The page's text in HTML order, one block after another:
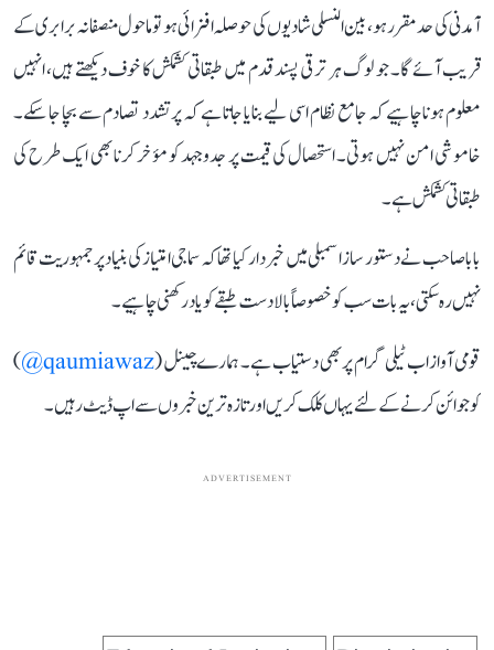
آمدنی کی حد مقرر ہو، بین النسلی شادیوں کی حوصلہ افزائی ہو تو ماحول منصفانہ برابری کے
قریب آئے گا۔ جو لوگ ہر ترقی پسند قدم میں طبقاتی کشمکش کا خوف دیکھتے ہیں، انہیں
معلوم ہونا چاہیے کہ جامع نظام اسی لیے بنایا جاتا ہے کہ پرتشدد تصادم سے بچا جا سکے۔
خاموشی امن نہیں ہوتی۔ استحصال کی قیمت پر جدوجہد کو مؤخر کرنا بھی ایک طرح کی
طبقاتی کشمکش ہے۔
بابا صاحب نے دستور ساز اسمبلی میں خبردار کیا تھا کہ سماجی امتیاز کی بنیاد پر جمہوریت قائم
نہیں رہ سکتی، یہ بات سب کو خصوصاً بالادست طبقے کو یاد رکھنی چاہیے۔
قومی آواز اب ٹیلی گرام پر بھی دستیاب ہے۔ ہمارے چینل (qaumiawaz@
)
کو جوائن کرنے کے لئے یہاں کلک کریں اور تازہ ترین خبروں سے اپ ڈیٹ رہیں۔
ADVERTISEMENT